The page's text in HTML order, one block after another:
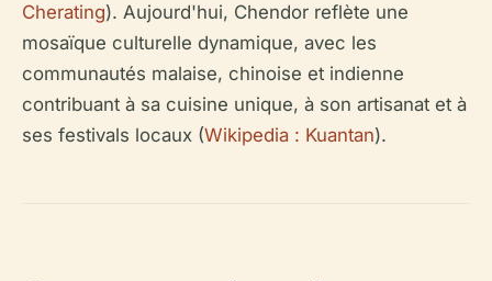
Cherating). Aujourd'hui, Chendor reflète une
mosaïque culturelle dynamique, avec les
communautés malaise, chinoise et indienne
contribuant à sa cuisine unique, à son artisanat et à
ses festivals locaux (Wikipedia : Kuantan).